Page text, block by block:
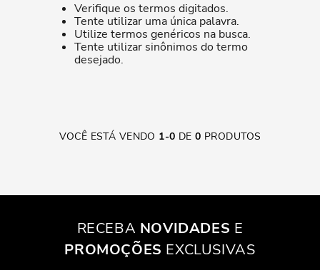
Verifique os termos digitados.
Tente utilizar uma única palavra.
Utilize termos genéricos na busca.
Tente utilizar sinônimos do termo
desejado.
VOCÊ ESTÁ VENDO 1-0 DE0 PRODUTOS
RECEBA NOVIDADES E
PROMOÇÕES EXCLUSIVAS